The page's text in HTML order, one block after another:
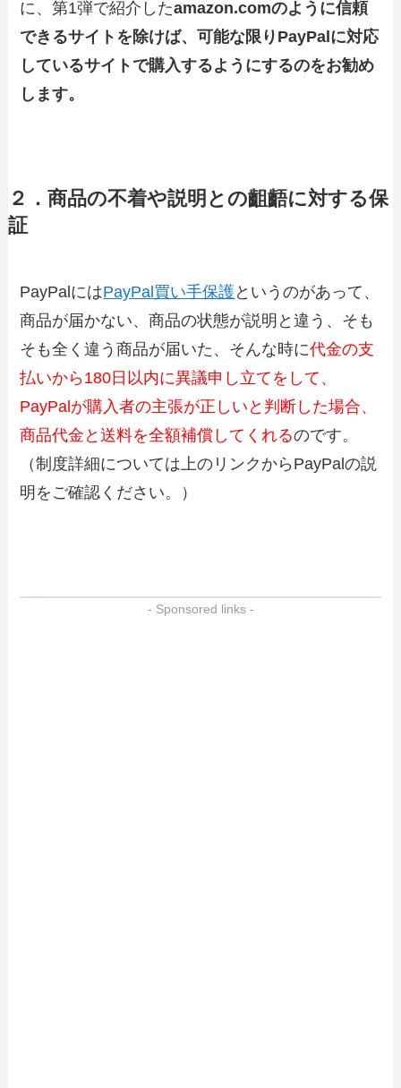
に、第1弾で紹介したamazon.comのように信頼
できるサイトを除けば、可能な限りPayPalに対応
しているサイトで購入するようにするのをお勧め
します。
２．商品の不着や説明との齟齬に対する保
証
PayPalにはPayPal買い手保護 というのがあって、
商品が届かない、商品の状態が説明と違う、そも
そも全く違う商品が届いた、そんな時に代金の支
払いから180日以内に異議申し立てをして、
PayPalが購入者の主張が正しいと判断した場合、
商品代金と送料を全額補償してくれるのです。
（制度詳細については上のリンクからPayPalの説
明をご確認ください。）
- Sponsored links -